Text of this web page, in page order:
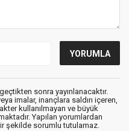
sonra yayınlanacaktır.
imalar, inançlara saldırı içeren,
kullanılmayan ve büyük
Yapılan yorumlardan
şekilde sorumlu tutulamaz.